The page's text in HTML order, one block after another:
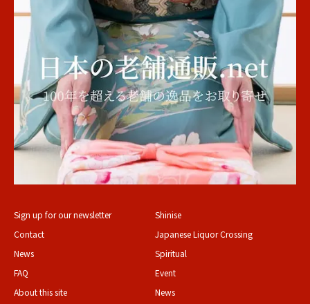
Sign up for our newsletter
Contact
News
FAQ
About this site
Shinise
Japanese Liquor Crossing
Spiritual
Event
News